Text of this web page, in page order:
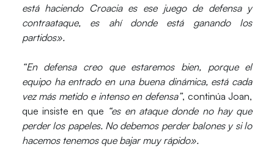
está haciendo Croacia es ese juego de defensa y
contraataque, es ahí donde está ganando los
partidos».
“En defensa creo que estaremos bien, porque el
equipo ha entrado en una buena dinámica, está cada
vez más metido e intenso en defensa”, continúaJoan,
que insiste en que “es en ataque donde no hay que
perder los papeles. No debemos perder balones y si lo
hacemos tenemos que bajar muy rápido».